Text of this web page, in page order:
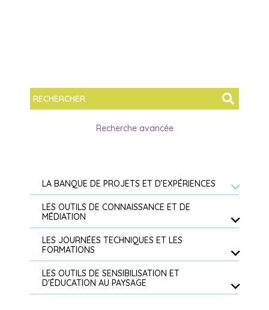
Recherche avancée
LA BANQUE DE PROJETS ET D’EXPÉRIENCES
LES OUTILS DE CONNAISSANCE ET DE
MÉDIATION
LES JOURNÉES TECHNIQUES ET LES
FORMATIONS
LES OUTILS DE SENSIBILISATION ET
D'ÉDUCATION AU PAYSAGE